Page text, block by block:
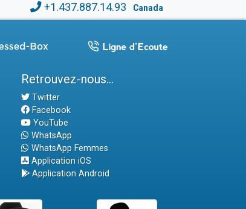
+1.437.887.14.93 Canada
Retrouvez-nous...
Twitter
Facebook
YouTube
WhatsApp
WhatsApp Femmes
Application iOS
Application Android